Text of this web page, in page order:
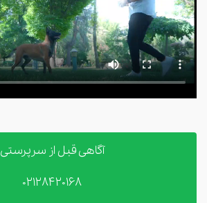
آگاهی قبل از سرپرستی
02128420168